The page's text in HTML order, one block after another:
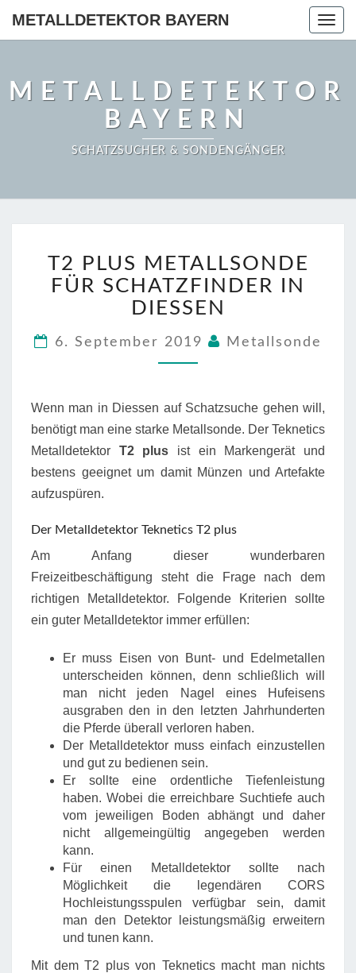
METALLDETEKTOR BAYERN
METALLDETEKTOR
BAYERN
SCHATZSUCHER & SONDENGÄNGER
PLUS
METALLSONDE
FÜR
SCHATZFINDER
DIESSEN
T2 PLUS METALLSONDE
FÜR SCHATZFINDER IN
DIESSEN
6. September 2019 Metallsonde
Wenn man in Diessen auf Schatzsuche gehen will,
benötigt man eine starke Metallsonde. Der Teknetics
Metalldetektor T2 plus ist ein Markengerät und
bestens geeignet um damit Münzen und Artefakte
aufzuspüren.
Der Metalldetektor Teknetics T2 plus
Am Anfang dieser wunderbaren
Freizeitbeschäftigung steht die Frage nach dem
richtigen Metalldetektor. Folgende Kriterien sollte
ein guter Metalldetektor immer erfüllen:
Er muss Eisen von Bunt- und Edelmetallen
unterscheiden können, denn schließlich will
man nicht jeden Nagel eines Hufeisens
ausgraben den in den letzten Jahrhunderten
die Pferde überall verloren haben.
Der Metalldetektor muss einfach einzustellen
und gut zu bedienen sein.
Er sollte eine ordentliche Tiefenleistung
haben. Wobei die erreichbare Suchtiefe auch
vom jeweiligen Boden abhängt und daher
nicht allgemeingültig angegeben werden
kann.
Für einen Metalldetektor sollte nach
Möglichkeit die legendären CORS
Hochleistungsspulen verfügbar sein, damit
man den Detektor leistungsmäßig erweitern
und tunen kann.
Mit dem T2 plus von Teknetics macht man nichts